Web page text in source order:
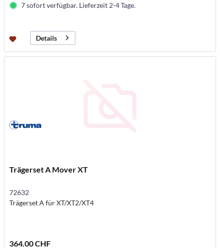
7 sofort verfügbar. Lieferzeit 2-4 Tage.
Details
Trägerset A Mover XT
72632
Trägerset A für XT/XT2/XT4
364.00 CHF